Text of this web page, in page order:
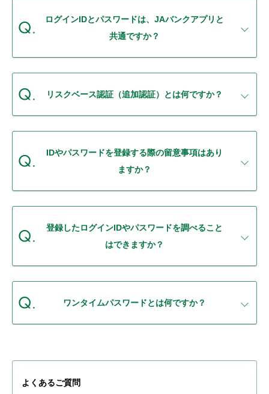
困った時は
ログインIDとパスワードは、JAバンクアプリと
共通ですか？
リスクベース認証（追加認証）とは何ですか？
IDやパスワードを登録する際の留意事項はあり
ますか？
登録したログインIDやパスワードを調べること
はできますか？
ワンタイムパスワードとは何ですか？
よくあるご質問